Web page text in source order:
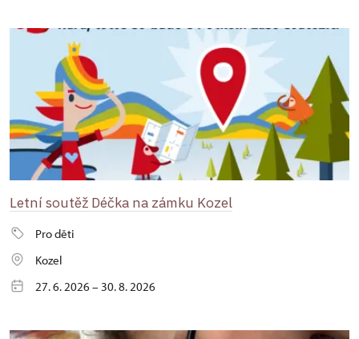
Letní soutěž Déčka na zámku Kozel
Pro děti
Kozel
27. 6. 2026 – 30. 8. 2026